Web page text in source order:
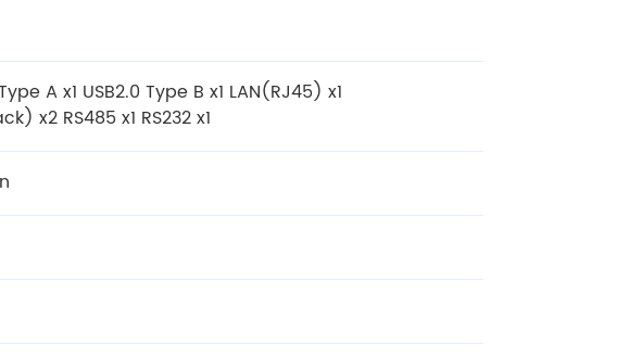
A x1 USB2.0 Type B x1 LAN(RJ45) x1
x2 RS485 x1 RS232 x1